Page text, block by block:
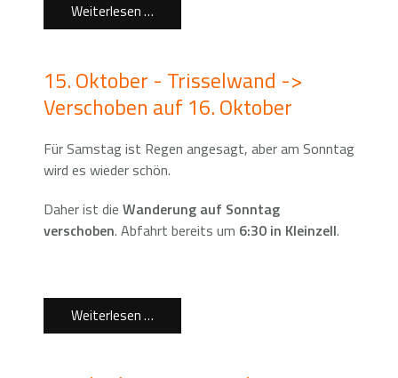
Weiterlesen …
15. Oktober - Trisselwand ->
Verschoben auf 16. Oktober
Für Samstag ist Regen angesagt, aber am Sonntag
wird es wieder schön.
Daher ist die Wanderung auf Sonntag
verschoben. Abfahrt bereits um 6:30 in Kleinzell.
Weiterlesen …